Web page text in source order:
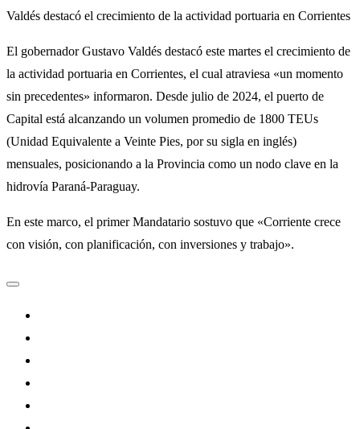
Valdés destacó el crecimiento de la actividad portuaria en Corrientes
El gobernador Gustavo Valdés destacó este martes el crecimiento de
la actividad portuaria en Corrientes, el cual atraviesa «un momento
sin precedentes» informaron. Desde julio de 2024, el puerto de
Capital está alcanzando un volumen promedio de 1800 TEUs
(Unidad Equivalente a Veinte Pies, por su sigla en inglés)
mensuales, posicionando a la Provincia como un nodo clave en la
hidrovía Paraná-Paraguay.
En este marco, el primer Mandatario sostuvo que «Corriente crece
con visión, con planificación, con inversiones y trabajo».